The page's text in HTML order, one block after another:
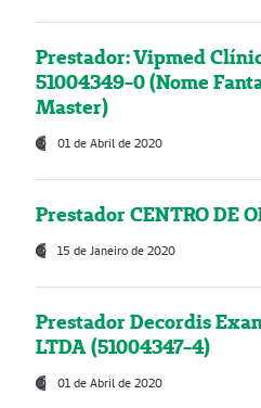
Prestador: Vipmed
51004349-0 (Nome
Master)
01 de Abril de 2020
Prestador CENTRO DE
15 de Janeiro de 2020
Prestador Decordis
LTDA (51004347-4)
01 de Abril de 2020